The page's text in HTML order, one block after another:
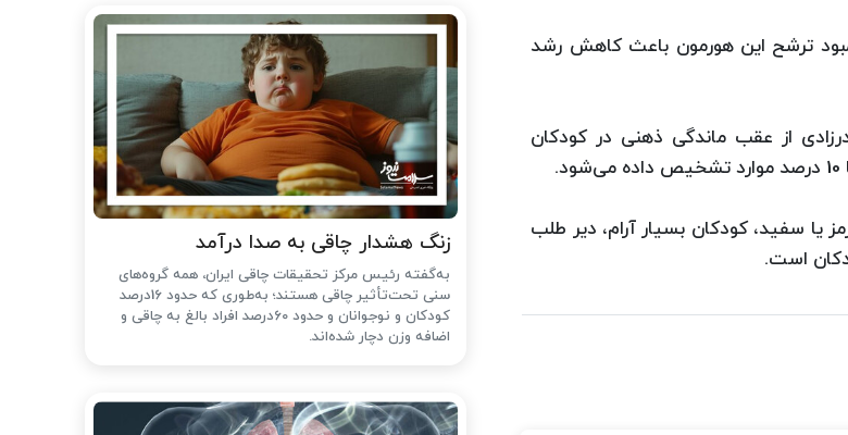
ترشح این هورمون باعث کاهش رشد
از عقب ماندگی ذهنی در کودکان
سفید، کودکان بسیار آرام، دیر طلب
است.
زنگ هشدار چاقی به صدا درآمد
به‌گفته رئیس مرکز تحقیقات چاقی ایران، همه گروه‌های
سنی تحت‌تأثیر چاقی هستند؛ به‌طوری که حدود 16درصد
کودکان و نوجوانان و حدود 60درصد افراد بالغ به چاقی و
اضافه وزن دچار شده‌اند.